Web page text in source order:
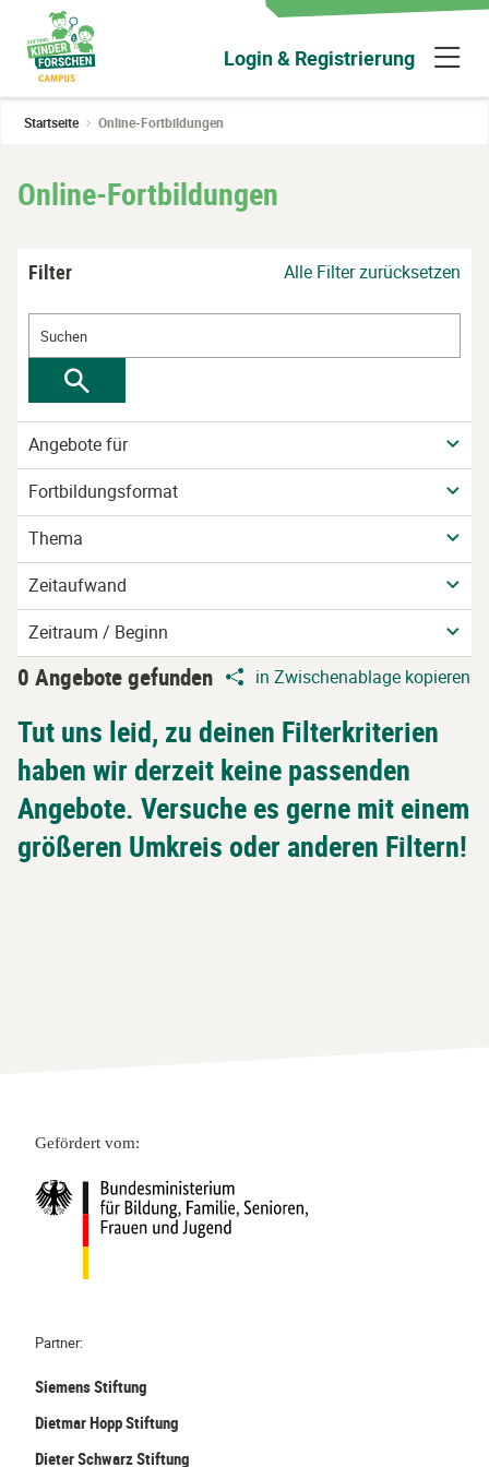
Hauptinhalt
wechseln
Login & Registrierung
Startseite Online-Fortbildungen
Online-Fortbildungen
Filter Alle Filter zurücksetzen
Angebote für
Fortbildungsformat
Thema
Zeitaufwand
Zeitraum / Beginn
0 Angebote gefunden in Zwischenablage kopieren
Tut uns leid, zu deinen Filterkriterien
haben wir derzeit keine passenden
Angebote. Versuche es gerne mit einem
größeren Umkreis oder anderen Filtern!
Gefördert vom:
Partner:
Siemens Stiftung
Dietmar Hopp Stiftung
Dieter Schwarz Stiftung